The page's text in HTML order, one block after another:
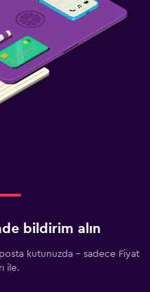
bildirim alın
kutunuzda - sadece Fiyat
ile.